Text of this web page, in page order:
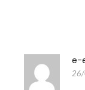
e-